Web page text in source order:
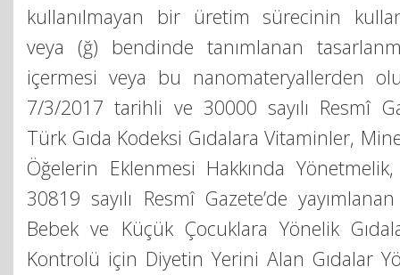
kullanılmayan bir üretim sürecinin
veya (ğ) bendinde tanımlanan
içermesi veya bu nanomateryallerden
7/3/2017 tarihli ve 30000 sayılı Resmî
Türk Gıda Kodeksi Gıdalara Vitaminler,
Öğelerin Eklenmesi Hakkında
30819 sayılı Resmî Gazete’de
Bebek ve Küçük Çocuklara Yönelik
Kontrolü için Diyetin Yerini Alan Gıdalar